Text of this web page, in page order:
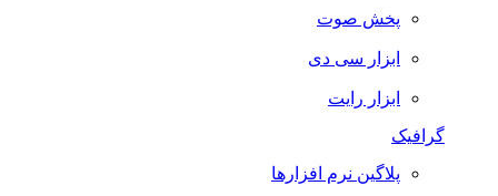
پخش صوت
ابزار سی دی
ابزار رایت
پلاگین نرم افزارها